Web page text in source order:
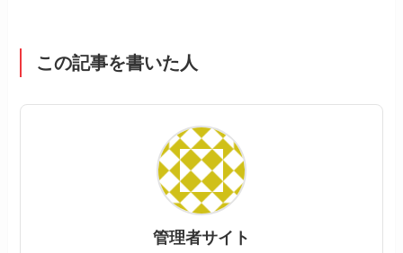
この記事を書いた人
管理者サイト